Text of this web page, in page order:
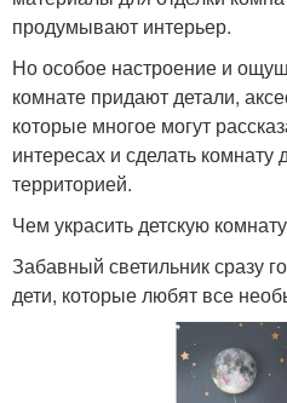
продумывают интерьер.
Но особое настроение и
комнате придают детали,
которые многое могут
интересах и сделать комнату
территорией.
Чем украсить детскую комнату
Забавный светильник сразу
дети, которые любят все